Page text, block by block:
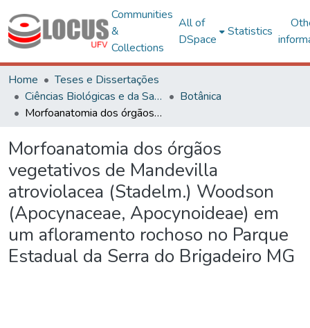
Communities
&
Collections
All of
DSpace
Statistics
Home
Teses e Dissertações
Ciências Biológicas e da Saúde
Botânica
Morfoanatomia dos órgãos vegetativos de Mandevilla atroviolacea (Stadelm.) Woodson (Apocynaceae, Apocynoideae) em um afloramento rochoso no Parque Estadual da Serra do Brigadeiro MG
Morfoanatomia dos órgãos
vegetativos de Mandevilla
atroviolacea (Stadelm.) Woodson
(Apocynaceae, Apocynoideae) em
um afloramento rochoso no Parque
Estadual da Serra do Brigadeiro MG